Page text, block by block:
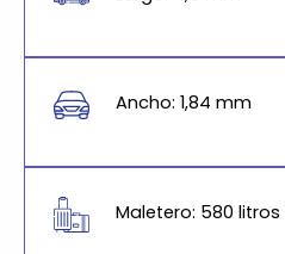
Ancho: 1,84 mm
Maletero: 580 litros